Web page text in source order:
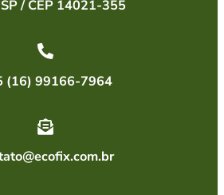
/ CEP 14021-355
(16) 99166-7964